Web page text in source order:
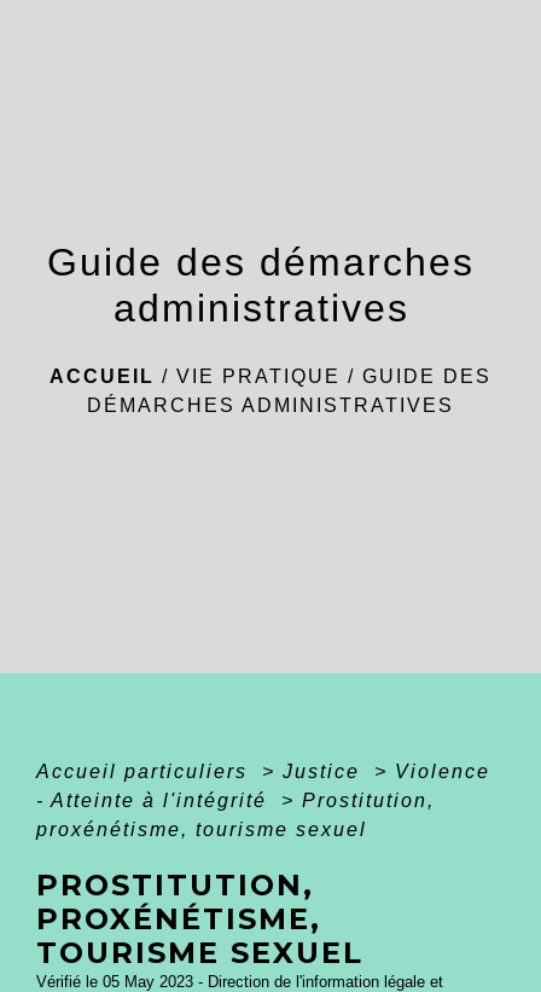
Guide des démarches
administratives
ACCUEIL / VIE PRATIQUE / GUIDE DES
DÉMARCHES ADMINISTRATIVES
Accueil particuliers > Justice > Violence
- Atteinte à l'intégrité
> Prostitution,
proxénétisme, tourisme sexuel
PROSTITUTION,
PROXÉNÉTISME,
TOURISME SEXUEL
Vérifié le 05 May 2023 - Direction de l'information légale et